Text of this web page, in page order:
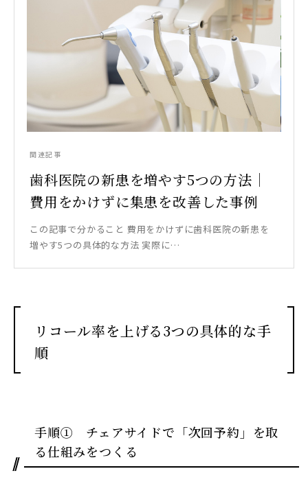
関連記事
歯科医院の新患を増やす5つの方法｜
費用をかけずに集患を改善した事例
この記事で分かること 費用をかけずに歯科医院の新患を
増やす5つの具体的な方法 実際に…
リコール率を上げる3つの具体的な手
順
手順① チェアサイドで「次回予約」を取
る仕組みをつくる